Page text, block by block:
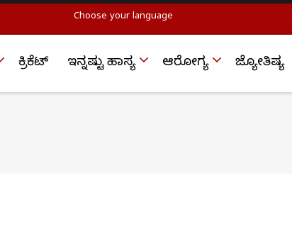
Choose your language
ಕ್ರಿಕೆಟ್‌ ಇನ್ನಷ್ಟು ಹಾಸ್ಯ ಆರೋಗ್ಯ ಜ್ಯೋತಿಷ್ಯ